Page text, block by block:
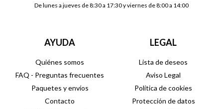
De lunes a jueves de 8:30 a 17:30 y viernes de 8:00 a 14:00
AYUDA
Quiénes somos
FAQ - Preguntas frecuentes
Paquetes y envíos
Contacto
LEGAL
Lista de deseos
Aviso Legal
Política de cookies
Protección de datos